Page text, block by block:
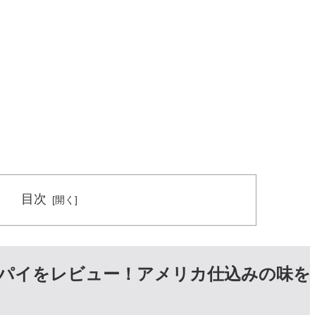
目次
イをレビュー！アメリカ仕込みの味を